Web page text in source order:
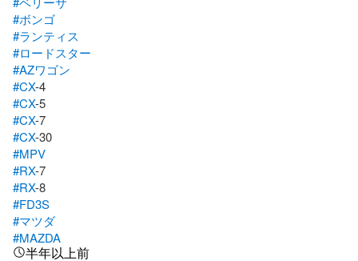
#ボンゴ
#ランティス
#ロードスター
#AZワゴン
#CX
#CX
#CX
#CX
#MPV
#RX
#RX
#FD3S
#マツダ
#MAZDA
半年以上前